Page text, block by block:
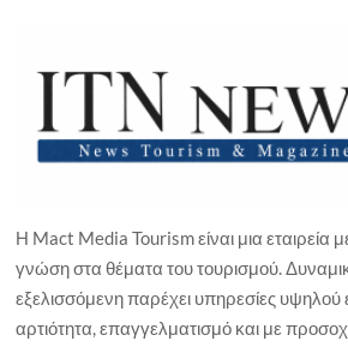
Η Mact Media Tourism είναι μια εταιρεία
γνώση στα θέματα του τουρισμού.
εξελισσόμενη παρέχει υπηρεσίες υψηλού
αρτιότητα, επαγγελματισμό και με